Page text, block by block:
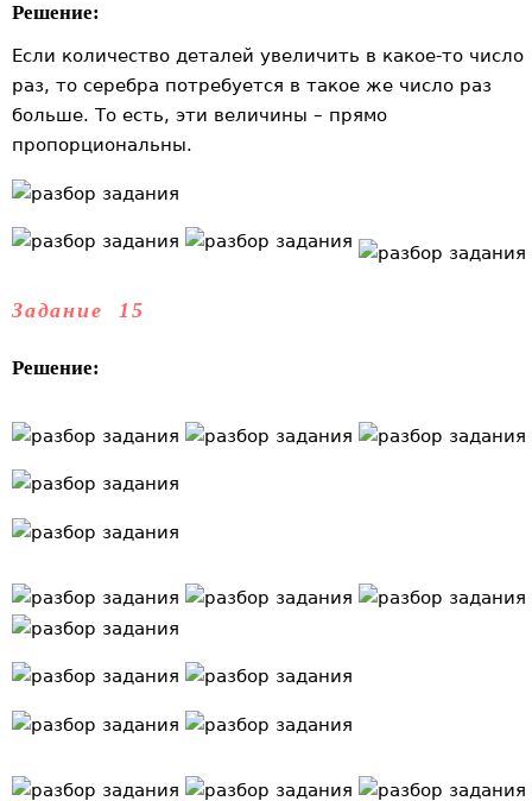
Решение:
Если количество деталей увеличить в какое-то число
раз, то серебра потребуется в такое же число раз
больше. То есть, эти величины – прямо
пропорциональны.
Задание 15
Решение: